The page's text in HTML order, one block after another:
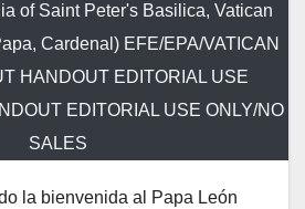
of Saint Peter's Basilica, Vatican
Cardenal) EFE/EPA/VATICAN
HANDOUT EDITORIAL USE
EDITORIAL USE ONLY/NO
SALES
la bienvenida al Papa León